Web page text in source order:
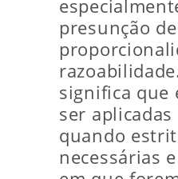
presunção
significa que
ser aplicadas
quando
necessárias